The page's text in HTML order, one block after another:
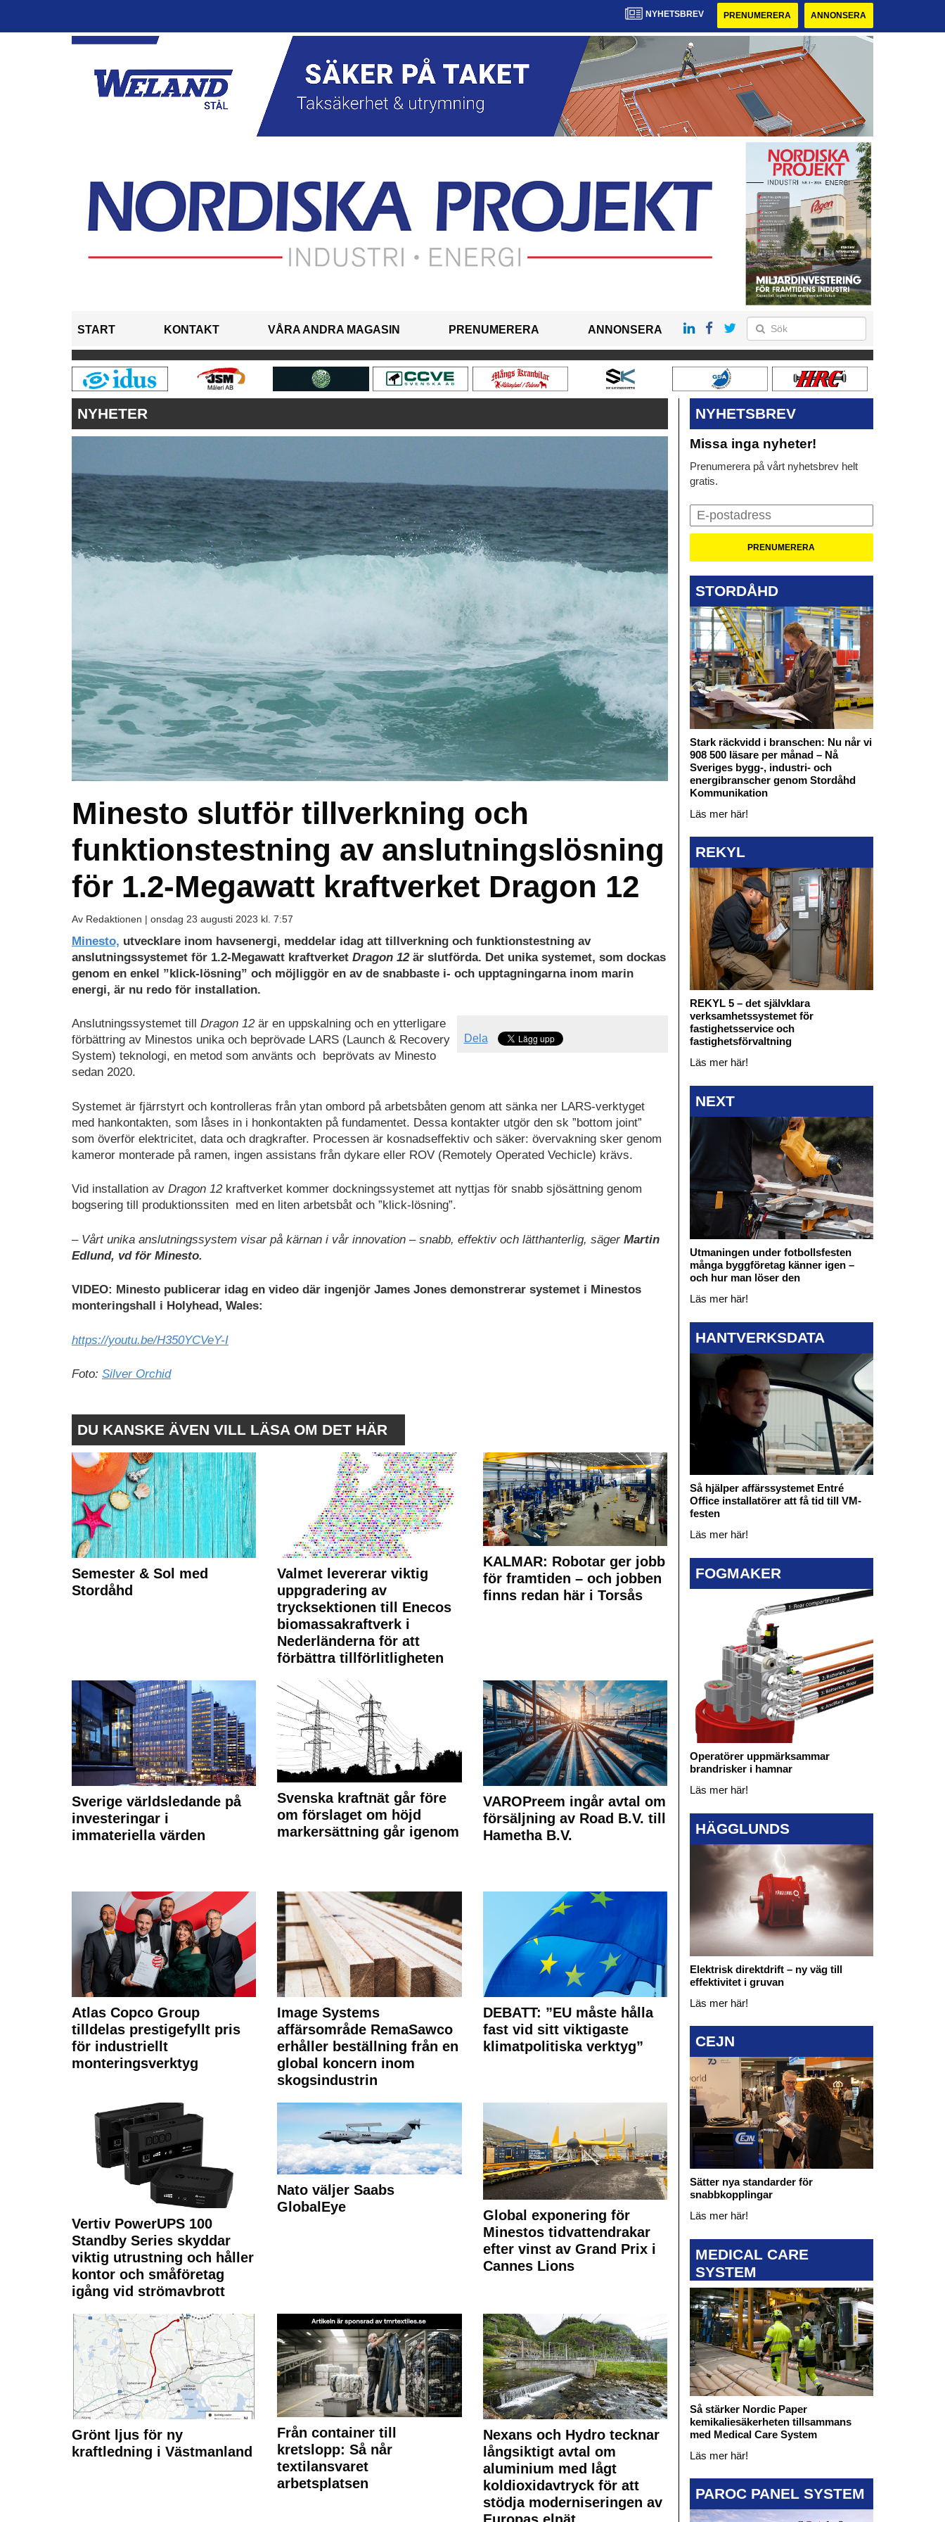
NYHETSBREV PRENUMERERA ANNONSERA
START KONTAKT VÅRA ANDRA MAGASIN PRENUMERERA ANNONSERA
NYHETER
Minesto slutför tillverkning och
funktionstestning av anslutningslösning
för 1.2-Megawatt kraftverket Dragon 12
Av Redaktionen | onsdag 23 augusti 2023 kl. 7:57
Minesto, utvecklare inom havsenergi, meddelar idag att tillverkning och funktionstestning av
anslutningssystemet för 1.2-Megawatt kraftverket Dragon 12är slutförda. Det unika systemet, som dockas
genom en enkel ”klick-lösning” och möjliggör en av de snabbaste i- och upptagningarna inom marin
energi, är nu redo för installation.
Dela
Anslutningssystemet till Dragon 12är en uppskalning och en ytterligare
förbättring av Minestos unika och beprövade LARS (Launch & Recovery
System) teknologi, en metod som använts och beprövats av Minesto
sedan 2020.
Systemet är fjärrstyrt och kontrolleras från ytan ombord på arbetsbåten genom att sänka ner LARS-verktyget
med hankontakten, som låses in i honkontakten på fundamentet. Dessa kontakter utgör den sk ”bottom joint”
som överför elektricitet, data och dragkrafter. Processen är kosnadseffektiv och säker: övervakning sker genom
kameror monterade på ramen, ingen assistans från dykare eller ROV (Remotely Operated Vechicle) krävs.
Vid installation av Dragon 12kraftverket kommer dockningssystemet att nyttjas för snabb sjösättning genom
bogsering till produktionssiten med en liten arbetsbåt och ”klick-lösning”.
– Vårt unika anslutningssystem visar på kärnan i vår innovation – snabb, effektiv och lätthanterlig, säger Martin
Edlund, vd för Minesto.
VIDEO: Minesto publicerar idag en video där ingenjör James Jones demonstrerar systemet i Minestos
monteringshall i Holyhead, Wales:
https://youtu.be/H350YCVeY-I
Foto: Silver Orchid
DU KANSKE ÄVEN VILL LÄSA OM DET HÄR
Semester & Sol med
Stordåhd
Valmet levererar viktig
uppgradering av
trycksektionen till Enecos
biomassakraftverk i
Nederländerna för att
förbättra tillförlitligheten
KALMAR: Robotar ger jobb
för framtiden – och jobben
finns redan här i Torsås
Sverige världsledande på
investeringar i
immateriella värden
Svenska kraftnät går före
om förslaget om höjd
markersättning går igenom
VAROPreem ingår avtal om
försäljning av Road B.V. till
Hametha B.V.
Atlas Copco Group
tilldelas prestigefyllt pris
för industriellt
monteringsverktyg
Image Systems
affärsområde RemaSawco
erhåller beställning från en
global koncern inom
skogsindustrin
DEBATT: ”EU måste hålla
fast vid sitt viktigaste
klimatpolitiska verktyg”
Vertiv PowerUPS 100
Standby Series skyddar
viktig utrustning och håller
kontor och småföretag
igång vid strömavbrott
Nato väljer Saabs
GlobalEye
Global exponering för
Minestos tidvattendrakar
efter vinst av Grand Prix i
Cannes Lions
Grönt ljus för ny
kraftledning i Västmanland
Från container till
kretslopp: Så når
textilansvaret
arbetsplatsen
Nexans och Hydro tecknar
långsiktigt avtal om
aluminium med lågt
koldioxidavtryck för att
stödja moderniseringen av
NYHETSBREV
Missa inga nyheter!
Prenumerera på vårt nyhetsbrev helt
gratis.
STORDÅHD
Stark räckvidd i branschen: Nu når vi
908 500 läsare per månad – Nå
Sveriges bygg-, industri- och
energibranscher genom Stordåhd
Kommunikation
Läs mer här!
REKYL
REKYL 5 – det självklara
verksamhetssystemet för
fastighetsservice och
fastighetsförvaltning
Läs mer här!
NEXT
Utmaningen under fotbollsfesten
många byggföretag känner igen –
och hur man löser den
Läs mer här!
HANTVERKSDATA
Så hjälper affärssystemet Entré
Office installatörer att få tid till VM-
festen
Läs mer här!
FOGMAKER
Operatörer uppmärksammar
brandrisker i hamnar
Läs mer här!
HÄGGLUNDS
Elektrisk direktdrift – ny väg till
effektivitet i gruvan
Läs mer här!
CEJN
Sätter nya standarder för
snabbkopplingar
Läs mer här!
MEDICAL CARE
SYSTEM
Så stärker Nordic Paper
kemikaliesäkerheten tillsammans
med Medical Care System
Läs mer här!
PAROC PANEL SYSTEM